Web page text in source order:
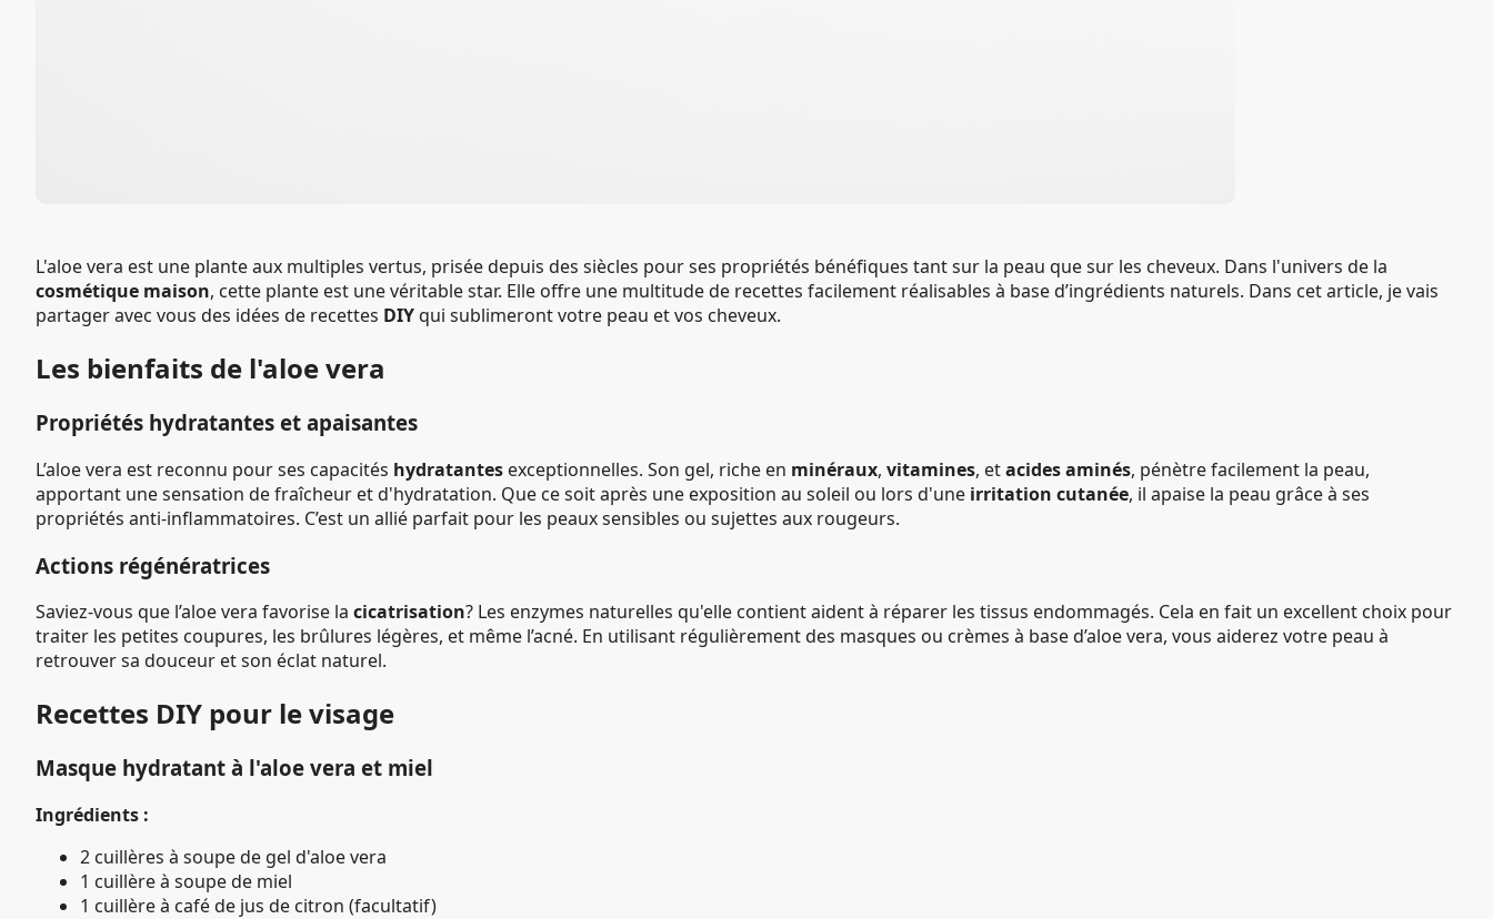
L'aloe vera est une plante aux multiples vertus, prisée depuis des siècles pour ses propriétés bénéfiques tant sur la peau que sur les cheveux. Dans l'univers de la
cosmétique maison, cette plante est une véritable star. Elle offre une multitude de recettes facilement réalisables à base d’ingrédients naturels. Dans cet article, je vais
partager avec vous des idées de recettes DIYqui sublimeront votre peau et vos cheveux.
Les bienfaits de l'aloe vera
Propriétés hydratantes et apaisantes
L’aloe vera est reconnu pour ses capacités hydratantes exceptionnelles. Son gel, riche en minéraux, vitamines, etacides aminés, pénètre facilement la peau,
apportant une sensation de fraîcheur et d'hydratation. Que ce soit après une exposition au soleil ou lors d'une irritation cutanée, il apaise la peau grâce à ses
propriétés anti-inflammatoires. C’est un allié parfait pour les peaux sensibles ou sujettes aux rougeurs.
Actions régénératrices
Saviez-vous que l’aloe vera favorise la cicatrisation? Les enzymes naturelles qu'elle contient aident à réparer les tissus endommagés. Cela en fait un excellent choix pour
traiter les petites coupures, les brûlures légères, et même l’acné. En utilisant régulièrement des masques ou crèmes à base d’aloe vera, vous aiderez votre peau à
retrouver sa douceur et son éclat naturel.
Recettes DIY pour le visage
Masque hydratant à l'aloe vera et miel
Ingrédients :
2 cuillères à soupe de gel d'aloe vera
1 cuillère à soupe de miel
1 cuillère à café de jus de citron (facultatif)